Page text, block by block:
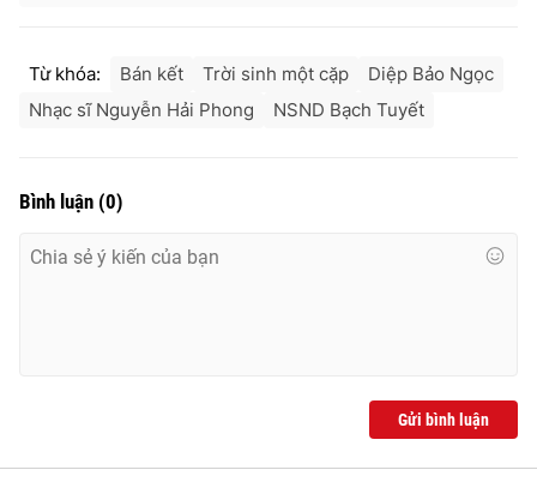
Từ khóa: Bán kết Trời sinh một cặp
Diệp Bảo Ngọc
Nhạc sĩ Nguyễn Hải Phong
NSND Bạch Tuyết
Bình luận (0)
Gửi bình luận